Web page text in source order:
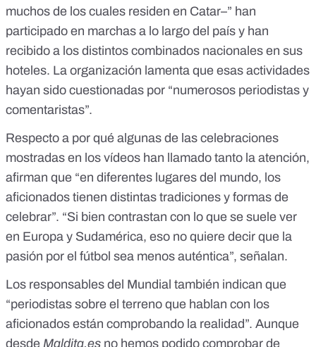
muchos de los cuales residen en Catar–” han
participado en marchas a lo largo del país y han
recibido a los distintos combinados nacionales en sus
hoteles. La organización lamenta que esas actividades
hayan sido cuestionadas por “numerosos periodistas y
comentaristas”.
Respecto a por qué algunas de las celebraciones
mostradas en los vídeos han llamado tanto la atención,
afirman que “en diferentes lugares del mundo, los
aficionados tienen distintas tradiciones y formas de
celebrar”. “Si bien contrastan con lo que se suele ver
en Europa y Sudamérica, eso no quiere decir que la
pasión por el fútbol sea menos auténtica”, señalan.
Los responsables del Mundial también indican que
“periodistas sobre el terreno que hablan con los
aficionados están comprobando la realidad”. Aunque
desde Maldita.es no hemos podido comprobar de